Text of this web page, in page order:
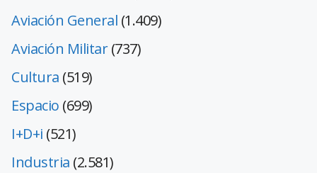
Aviación General (1.409)
Aviación Militar(737)
Cultura (519)
Espacio (699)
I+D+i (521)
Industria (2.581)